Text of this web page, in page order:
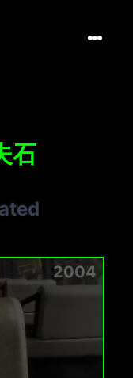
石
2004